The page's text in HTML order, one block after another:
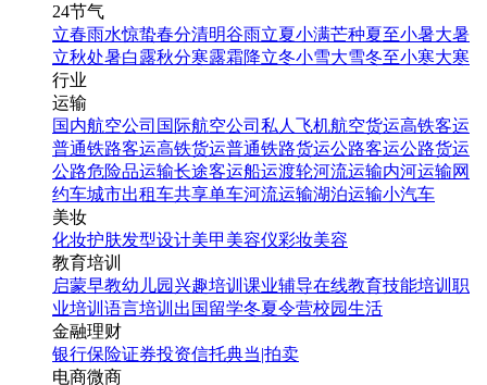
24节气
立春雨水惊蛰春分清明谷雨立夏小满芒种夏至小暑大暑
立秋处暑白露秋分寒露霜降立冬小雪大雪冬至小寒大寒
行业
运输
国内航空公司 国际航空公司 私人飞机航空货运高铁客运
普通铁路客运高铁货运普通铁路货运公路客运公路货运
公路危险品运输长途客运船运渡轮河流运输内河运输网
约车城市出租车共享单车河流运输湖泊运输小汽车
美妆
化妆护肤发型设计美甲 美容仪彩妆美容
教育培训
启蒙早教幼儿园 兴趣培训 课业辅导在线教育技能培训 职
业培训 语言培训 出国留学冬夏令营校园生活
金融理财
银行保险证券投资信托典当|拍卖
电商微商